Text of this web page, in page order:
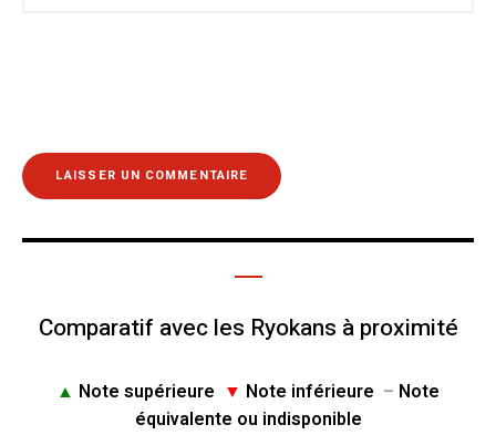
Comparatif avec les Ryokans à proximité
▲ Note supérieure ▼ Note inférieure – Note
équivalente ou indisponible